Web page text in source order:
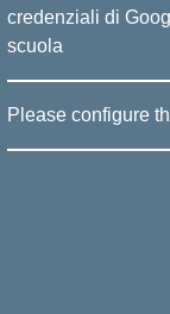
credenziali di
scuola
Please configure